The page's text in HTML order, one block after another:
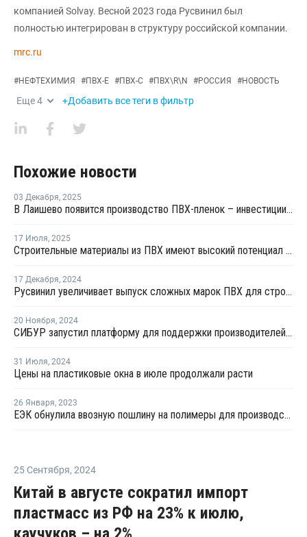
компанией Solvay. Весной 2023 года Русвинил был
полностью интегрирован в структуру российской компании.
mrc.ru
#НЕФТЕХИМИЯ #ПВХ-Е #ПВХ-С #ПВХ\R\N #РОССИЯ #НОВОСТЬ
Еще4 +Добавить все теги в фильтр
Похожие новости
03 Декабря, 2025
В Лаишево появится производство ПВХ-пленок – инвестиции составили более 1 млрд рублей
17 Июля, 2025
Строительные материалы из ПВХ имеют высокий потенциал роста в России
17 Декабря, 2024
Русвинил увеличивает выпуск сложных марок ПВХ для строительства
20 Ноября, 2024
СИБУР запустил платформу для поддержки производителей ПВХ окон
31 Июля, 2024
Цены на пластиковые окна в июле продолжали расти
26 Января, 2023
ЕЭК обнулила ввозную пошлину на полимеры для производства обоев
25 Сентября, 2024
Китай в августе сократил импорт
пластмасс из РФ на 23% к июлю,